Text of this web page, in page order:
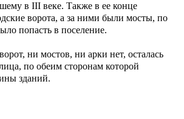
в III веке. Также в ее конце
ворота, а за ними были мосты, по
попасть в поселение.
ни мостов, ни арки нет, осталась
по обеим сторонам которой
зданий.